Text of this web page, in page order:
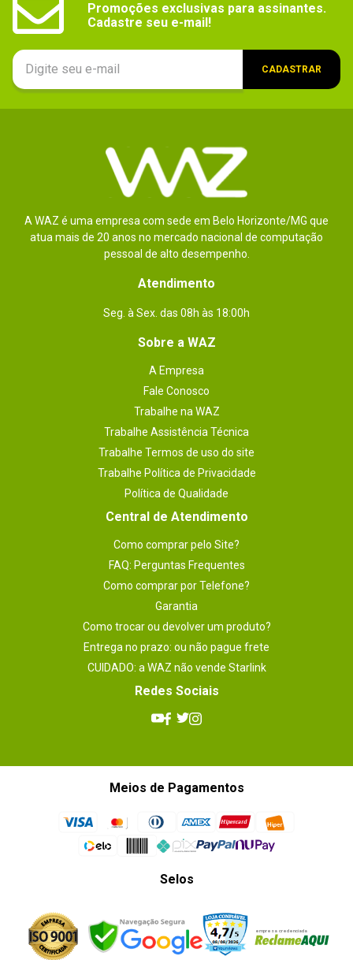
Promoções exclusivas para assinantes.
Cadastre seu e-mail!
CADASTRAR
A WAZ é uma empresa com sede em Belo Horizonte/MG que
atua mais de 20 anos no mercado nacional de computação
pessoal de alto desempenho.
Atendimento
Seg. à Sex. das 08h às 18:00h
Sobre a WAZ
A Empresa
Fale Conosco
Trabalhe na WAZ
Trabalhe Assistência Técnica
Trabalhe Termos de uso do site
Trabalhe Política de Privacidade
Política de Qualidade
Central de Atendimento
Como comprar pelo Site?
FAQ: Perguntas Frequentes
Como comprar por Telefone?
Garantia
Como trocar ou devolver um produto?
Entrega no prazo: ou não pague frete
CUIDADO: a WAZ não vende Starlink
Redes Sociais
Meios de Pagamentos
Selos